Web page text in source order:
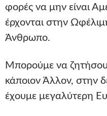
φορές να μην είναι
έρχονται στην
Άνθρωπο.
Μπορούμε να
κάποιον Άλλον, στην
έχουμε μεγαλύτερη